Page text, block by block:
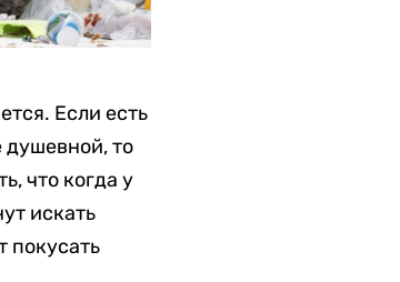
Если есть
душевной, то
что когда у
искать
покусать